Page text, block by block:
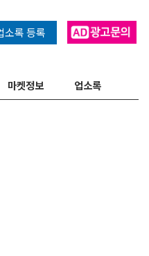
소록 등록
마켓정보 업소록